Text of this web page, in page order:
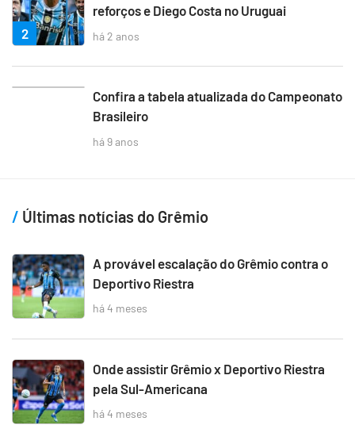
2
reforços e Diego Costa no Uruguai
há 2 anos
Confira a tabela atualizada do Campeonato
Brasileiro
há 9 anos
Últimas notícias do Grêmio
A provável escalação do Grêmio contra o
Deportivo Riestra
há 4 meses
Onde assistir Grêmio x Deportivo Riestra
pela Sul-Americana
há 4 meses